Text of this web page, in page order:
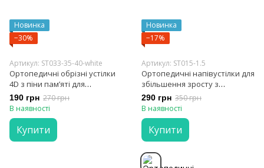
Новинка
−30%
Артикул: ST033-35-40-white
Ортопедичні обрізні устілки
4D з піни памʼяті для
комфорту та підтримки стопи
190 грн 270 грн
В наявності
Купити
Новинка
−17%
Артикул: ST015-1.5
Ортопедичні напівустілки для
збільшення зросту з
підтримкою склепіння стопи
NAFOING
290 грн 350 грн
В наявності
Купити